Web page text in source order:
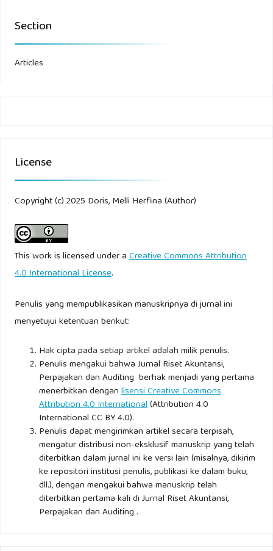
Section
Articles
License
Copyright (c) 2025 Doris, Melli Herfina (Author)
This work is licensed under aCreative Commons Attribution
4.0 International License.
Penulis yang mempublikasikan manuskripnya di jurnal ini
menyetujui ketentuan berikut:
Hak cipta pada setiap artikel adalah milik penulis.
Penulis mengakui bahwa Jurnal Riset Akuntansi,
Perpajakan dan Auditing berhak menjadi yang pertama
menerbitkan denganlisensi Creative Commons
Attribution 4.0 International(Attribution 4.0
International CC BY 4.0).
Penulis dapat mengirimkan artikel secara terpisah,
mengatur distribusi non-eksklusif manuskrip yang telah
diterbitkan dalam jurnal ini ke versi lain (misalnya, dikirim
ke repositori institusi penulis, publikasi ke dalam buku,
dll.), dengan mengakui bahwa manuskrip telah
diterbitkan pertama kali di Jurnal Riset Akuntansi,
Perpajakan dan Auditing .